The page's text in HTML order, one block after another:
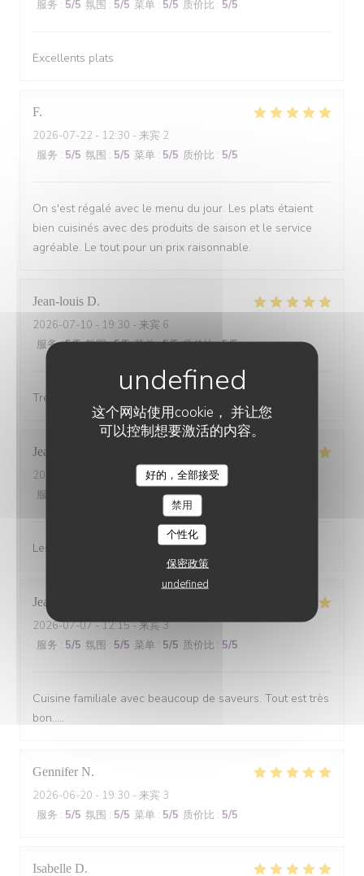
这个网站使用cookie， 并让您
可以控制想要激活的内容。
好的，全部接受
禁用
个性化
保密政策
undefined
服务 : 5/5 氛围 : 5/5 菜单 : 5/5 质价比 : 5/5
Excellents plats
F
2026-07-22 - 12:30 - 来宾 2
服务 : 5/5 氛围 : 5/5 菜单 : 5/5 质价比 : 5/5
On s'est régalé avec le menu du jour. Les plats étaient
bien cuisinés avec des produits de saison et le service
agréable. Le tout pour un prix raisonnable.
Jean-louis D
2026-07-10 - 19:30 - 来宾 6
服务:5/5 氛围:5/5 菜单:5/5 质价比:5/5
Tres bonne cuisine et accueil exellent.
Jean marc
2026-07-08
- 20:00 - 来宾 3
服务
5/5 质价比
Les gambas….excellent 5 étoiles et copieux top
Jean-Pierre
2026-07-07- 12:15 - 来宾 3
服务 : 5/5 氛围 : 5/5 菜单 : 5/5 质价比 : 5/5
Cuisine familiale avec beaucoup de saveurs. Tout est très
bon.....
Gennifer N
2026-06-20 - 19:30 - 来宾 3
服务 : 5/5 氛围 : 5/5 菜单 : 5/5 质价比 : 5/5
Isabelle D
CHEZ ANNE ET GASTON